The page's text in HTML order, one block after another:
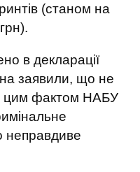
(станом на
в декларації
заявили, що не
цим фактом НАБУ
неправдиве